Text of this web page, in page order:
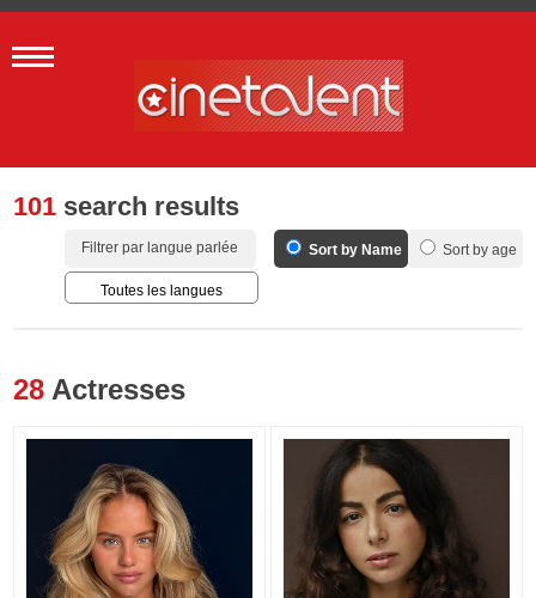
101 search results
Sort by age
Sort by Name
Filtrer par langue parlée
Toutes les langues
Espagnol
Italien
Portugais
Hébreu
Russe
28 Actresses